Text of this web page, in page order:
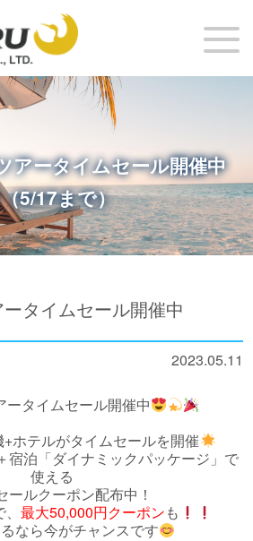
アータイムセール開催中
5/17まで）
ータイムセール開催中
2023.05.11
タイムセール開催中
ホテルがタイムセールを開催
宿泊「ダイナミックパッケージ」で
使える
ールクーポン配布中！
、最大50,000円クーポンも
なら今がチャンスです